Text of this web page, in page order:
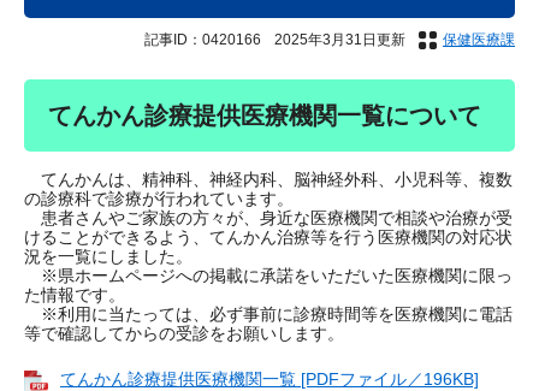
記事ID：0420166 2025年3月31日更新 保健医療課
てんかん診療提供医療機関一覧について
てんかんは、精神科、神経内科、脳神経外科、小児科等、複数
の診療科で診療が行われています。
患者さんやご家族の方々が、身近な医療機関で相談や治療が受
けることができるよう、てんかん治療等を行う医療機関の対応状
況を一覧にしました。
※県ホームページへの掲載に承諾をいただいた医療機関に限っ
た情報です。
※利用に当たっては、必ず事前に診療時間等を医療機関に電話
等で確認してからの受診をお願いします。
てんかん診療提供医療機関一覧 [PDFファイル／196KB]